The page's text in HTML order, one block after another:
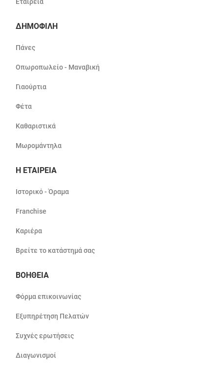
ΔΗΜΟΦΙΛΗ
Πάνες
Οπωροπωλείο - Μαναβική
Γιαούρτια
Φέτα
Καθαριστικά
Μωρομάντηλα
Η ΕΤΑΙΡΕΙΑ
Ιστορικό - Όραμα
Franchise
Καριέρα
Βρείτε το κατάστημά σας
ΒΟΗΘΕΙΑ
Φόρμα επικοινωνίας
Εξυπηρέτηση Πελατών
Συχνές ερωτήσεις
Διαγωνισμοί